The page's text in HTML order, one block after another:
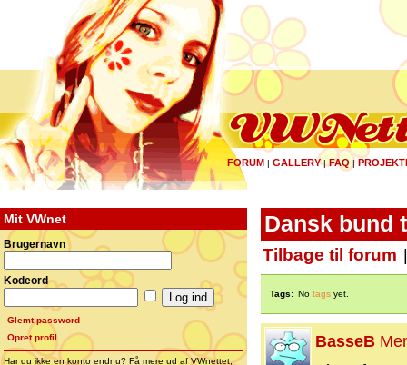
FORUM | GALLERY|FAQ |
Mit VWnet
Brugernavn
Kodeord
Glemt password
Opret profil
Har du ikke en konto endnu? Få mere ud af VWnettet,
Dansk bund
Tilbage til forum
Tags: No tags yet.
BasseB